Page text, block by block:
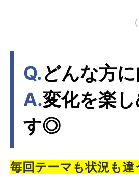
Q.どんな方
A.変化を楽
す◎
毎回テーマも状況も違